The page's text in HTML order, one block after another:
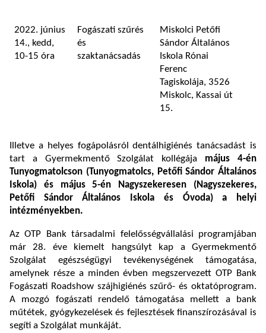
2022. június
14., kedd,
10-15 óra
Fogászati szűrés
és
szaktanácsadás
Miskolci Petőfi
Sándor Általános
Iskola Rónai
Ferenc
Tagiskolája, 3526
Miskolc, Kassai út
15.
Illetve a helyes fogápolásról dentálhigiénés tanácsadást is
tart a Gyermekmentő Szolgálat kollégája május 4-én
Tunyogmatolcson (Tunyogmatolcs, Petőfi Sándor Általános
Iskola) és május 5-én Nagyszekeresen ( Nagyszekeres,
Petőfi Sándor Általános Iskola és Óvoda) a helyi
intézményekben.
Az OTP Bank társadalmi felelősségvállalási programjában
már 28. éve kiemelt hangsúlyt kap a Gyermekmentő
Szolgálat egészségügyi tevékenységének támogatása,
amelynek része a minden évben megszervezett OTP Bank
Fogászati Roadshow szájhigiénés szűrő- és oktatóprogram.
A mozgó fogászati rendelő támogatása mellett a bank
műtétek, gyógykezelések és fejlesztések finanszírozásával is
segíti a Szolgálat munkáját.